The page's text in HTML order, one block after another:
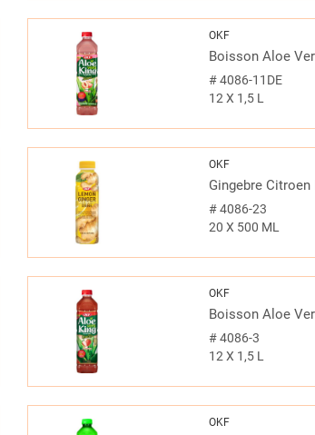
OKF
Boisson Aloe
#4086-11DE
12 X 1,5 L
OKF
Gingebre
#4086-23
20 X 500 ML
OKF
Boisson Aloe
#4086-3
12 X 1,5 L
OKF